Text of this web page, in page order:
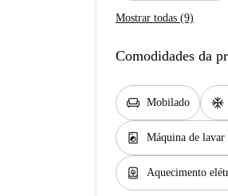
Mostrar todas (9)
Comodidades da
chair Mobilado ac_unit
local_laundry_service Máquina de lavar
water_heater Aquecimento